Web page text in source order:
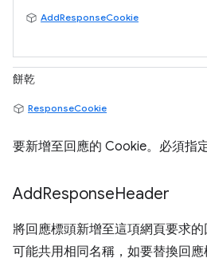
AddResponseCookie
餅乾
ResponseCookie
要新增至回應的 Cookie。必須指
AddResponseHeader
將回應標頭新增至這項網頁要求
可能共用相同名稱，如要替換回